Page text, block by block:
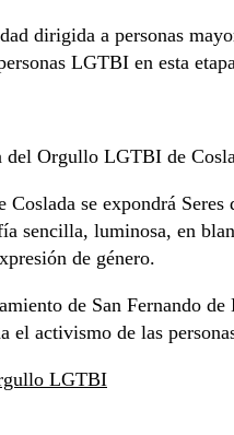
dirigida a personas
LGTBI en esta
del Orgullo LGTBI de
se expondrá
sencilla, luminosa, en
de género.
de San Fernando
el activismo de las
LGTBI